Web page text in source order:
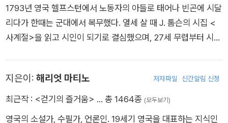
틴이 창작해낸 작품 속 인물들은 지금도 여전히 살아 숨 쉬듯 생
생하며, 특히 엘리자베스 베넷, 에마 우드하우스, 앤 엘리엇 등은
초기 페미니즘의 상징적 인물로 평가받는다. 제인 오스틴은 1817
심리의 기초”로 평가받고 있다.
사상가들과 친분을 맺었다. 몇 년 동안 초상화 화가로 경력을 쌓
으려 애쓰는 한편 철학서 『인간 행동론』을 발표했다. 1812년 《모
닝 크로니컬》의 의회 출입 기자로 일하기 시작해서 약 십 년 만에
에세이스트로서 또 문학과 미술, 연극 비평가로서 활약했다. 그러
나 철두철미한 급진적 정견 때문에 보수주의자들에게 증오의 대
기고가였다. 이 무렵 자신의 에세이와 문예 비평을 모아 『원탁』(1
817)과 『셰익스피어 극의 등장인물론』(1817)을 낸 뒤 이어서
1793년 영국 헬프스턴에서 노동자의 아들로 태어나 빈곤에 시달
리다가 한때는 군대에서 복무했다. 열세 살 때 J. 톰슨의 시집 <
사계절>을 읽고 시인이 되기로 결심했으며, 27세 무렵부터 시집
속에 담긴 생명력을 중시하고 있다. 그는 시 속에서 자유자재로
속어를 구사하며 작품을 창작했다. 그러나 클레어는 무지한 농민
지은이: 해리엇 마티노 저자파일 신간알림 신청
최근작 : <걷기의 즐거움> … 총 1464종 (모두보기)
영국의 소설가, 수필가, 언론인. 19세기 영국을 대표하는 지식인